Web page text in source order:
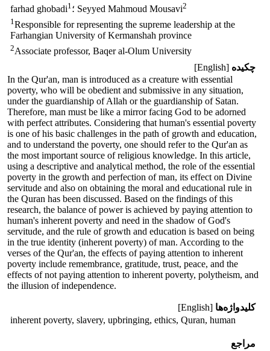
farhad ghobadi1 ؛ Seyyed Mahmoud Mousavi2
1 Responsible for representing the supreme leadership at the
Farhangian University of Kermanshah province
2Associate professor, Baqer al-Olum University
چکیده [English]
In the Qur'an, man is introduced as a creature with essential
poverty, who will be obedient and submissive in any situation,
under the guardianship of Allah or the guardianship of Satan.
Therefore, man must be like a mirror facing God to be adorned
with perfect attributes. Considering that human's essential poverty
is one of his basic challenges in the path of growth and education,
and to understand the poverty, one should refer to the Qur'an as
the most important source of religious knowledge. In this article,
using a descriptive and analytical method, the role of the essential
poverty in the growth and perfection of man, its effect on Divine
servitude and also on obtaining the moral and educational rule in
the Quran has been discussed. Based on the findings of this
research, the balance of power is achieved by paying attention to
human's inherent poverty and need in the shadow of God's
servitude, and the rule of growth and education is based on being
in the true identity (inherent poverty) of man. According to the
verses of the Qur'an, the effects of paying attention to inherent
poverty include remembrance, gratitude, trust, peace, and the
effects of not paying attention to inherent poverty, polytheism, and
the illusion of independence.
کلیدواژه‌ها [English]
inherent poverty, slavery, upbringing, ethics, Quran, human
مراجع